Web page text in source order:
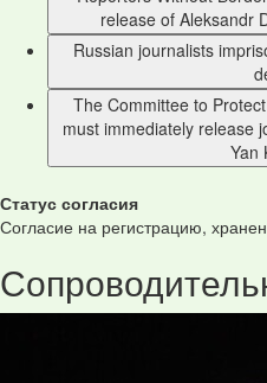
release of Aleksandr
Russian journalists
The Committee to
must immediately release
Yan
Статус согласия
Согласие на регистрацию,